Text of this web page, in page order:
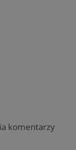
komentarzy